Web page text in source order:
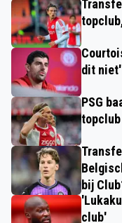
dit niet'
PSG
topclub
bij
club'